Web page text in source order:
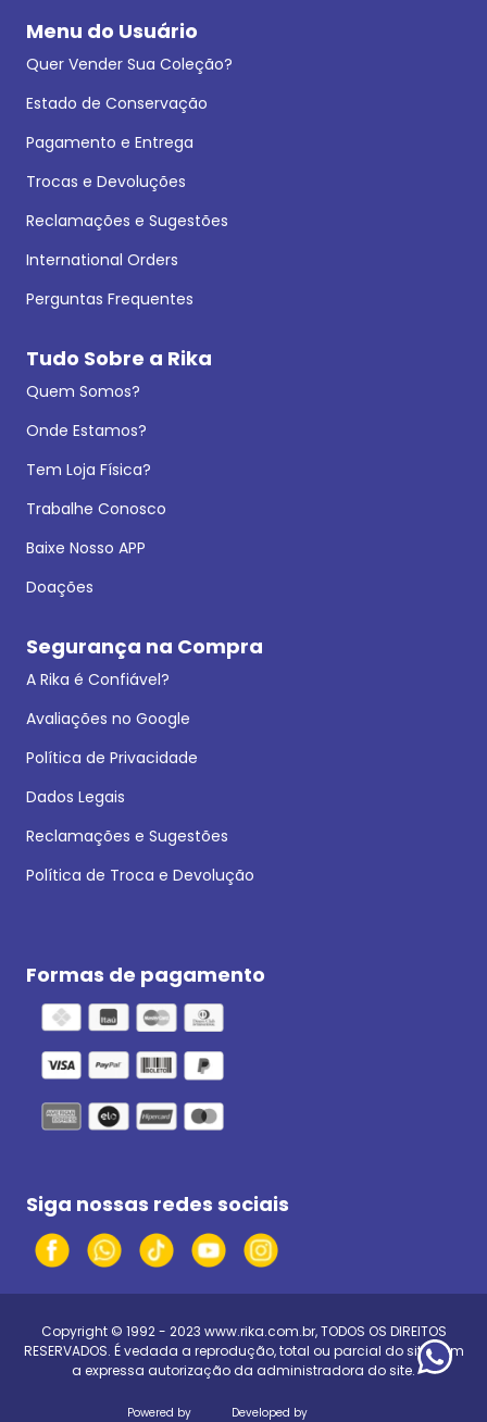
Menu do Usuário
Quer Vender Sua Coleção?
Estado de Conservação
Pagamento e Entrega
Trocas e Devoluções
Reclamações e Sugestões
International Orders
Perguntas Frequentes
Tudo Sobre a Rika
Quem Somos?
Onde Estamos?
Tem Loja Física?
Trabalhe Conosco
Baixe Nosso APP
Doações
Segurança na Compra
A Rika é Confiável?
Avaliações no Google
Política de Privacidade
Dados Legais
Reclamações e Sugestões
Política de Troca e Devolução
Formas de pagamento
Siga nossas redes sociais
Copyright © 1992 - 2023 www.rika.com.br, TODOS OS DIREITOS
RESERVADOS. É vedada a reprodução, total ou parcial do site, sem
a expressa autorização da administradora do site.
Powered by Developed by